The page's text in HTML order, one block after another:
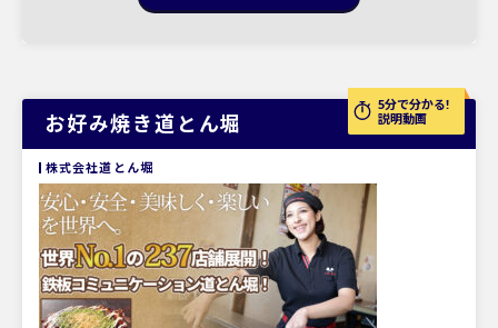
5分で分かる!
説明動画
お好み焼き道とん堀
株式会社道とん堀